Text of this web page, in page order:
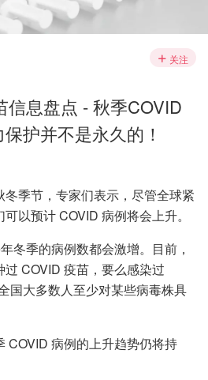
关注
信息盘点 - 秋季COVID
护并不是永久的！
季节，专家们表示，尽管全球紧
以预计 COVID 病例将会上升。
冬季的病例数都会激增。目前，
COVID 疫苗，要么感染过
国大多数人至少对某些病毒株具
COVID 病例的上升趋势仍将持